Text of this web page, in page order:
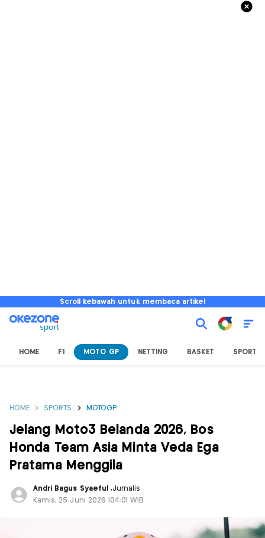
Scroll kebawah untuk membaca artikel
HOME F1 MOTO GP NETTING BASKET SPORT
HOME SPORTS MOTOGP
Jelang Moto3 Belanda 2026, Bos
Honda Team Asia Minta Veda Ega
Pratama Menggila
Andri Bagus Syaeful ,Jurnalis
Kamis, 25 Juni 2026 |04:01 WIB